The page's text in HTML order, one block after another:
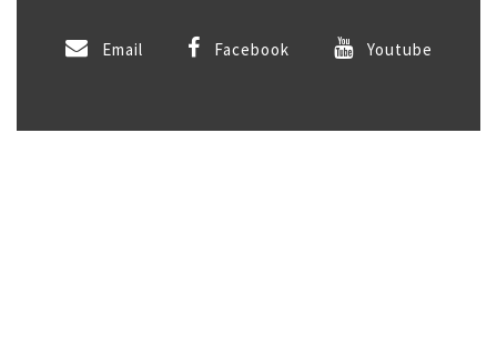
Email Facebook Youtube